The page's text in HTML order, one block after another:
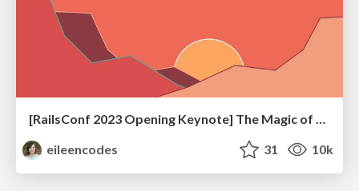
[RailsConf 2023 Opening Keynote] The Magic of Rails
eileencodes
31 10k